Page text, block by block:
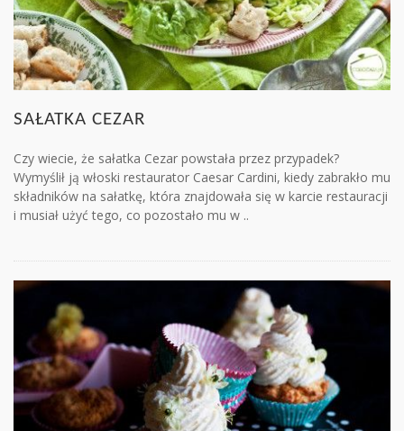
SAŁATKA CEZAR
Czy wiecie, że sałatka Cezar powstała przez przypadek?
Wymyślił ją włoski restaurator Caesar Cardini, kiedy zabrakło mu
składników na sałatkę, która znajdowała się w karcie restauracji
i musiał użyć tego, co pozostało mu w ..